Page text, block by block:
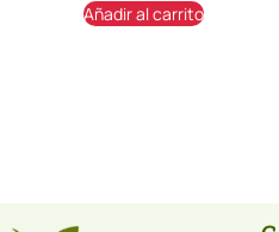
Añadir al carrito